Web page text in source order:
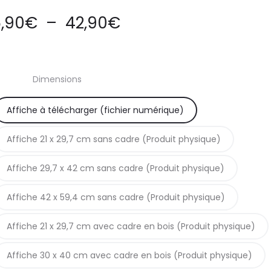
€ – 42,90€Plage
5,90€
à
42,90€
Dimensions
Affiche à télécharger (fichier numérique)
Affiche 21 x 29,7 cm sans cadre (Produit physique)
Affiche 29,7 x 42 cm sans cadre (Produit physique)
Affiche 42 x 59,4 cm sans cadre (Produit physique)
Affiche 21 x 29,7 cm avec cadre en bois (Produit physique)
Affiche 30 x 40 cm avec cadre en bois (Produit physique)